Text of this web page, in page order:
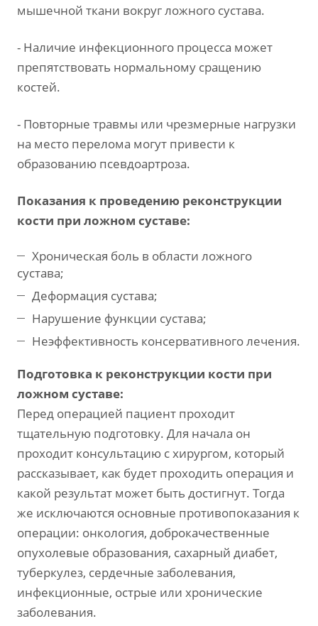
мышечной ткани вокруг ложного сустава.
- Наличие инфекционного процесса может
препятствовать нормальному сращению
костей.
- Повторные травмы или чрезмерные нагрузки
на место перелома могут привести к
образованию псевдоартроза.
Показания к проведению реконструкции
кости при ложном суставе:
Хроническая боль в области ложного
сустава;
Деформация сустава;
Нарушение функции сустава;
Неэффективность консервативного лечения.
Подготовка к реконструкции кости при
ложном суставе:
Перед операцией пациент проходит
тщательную подготовку. Для начала он
проходит консультацию с хирургом, который
рассказывает, как будет проходить операция и
какой результат может быть достигнут. Тогда
же исключаются основные противопоказания к
операции: онкология, доброкачественные
опухолевые образования, сахарный диабет,
туберкулез, сердечные заболевания,
инфекционные, острые или хронические
заболевания.